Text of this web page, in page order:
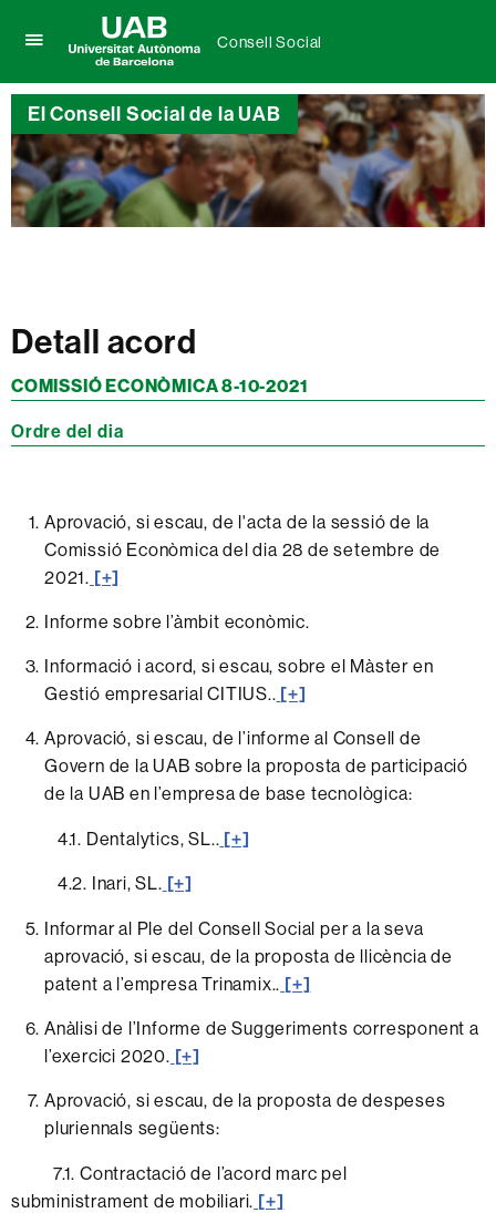
per
desplegar
el
menú
de
Consell
Social
Universitat
Autònoma
de
Barcelona
Consell Social
El Consell Social de la UAB
Detall acord
COMISSIÓ ECONÒMICA 8-10-2021
Ordre del dia
Aprovació, si escau, de l'acta de la sessió de la
Comissió Econòmica del dia 28 de setembre de
2021. [+]
Informe sobre l’àmbit econòmic.
Informació i acord, si escau, sobre el Màster en
Gestió empresarial CITIUS.. [+]
Aprovació, si escau, de l’informe al Consell de
Govern de la UAB sobre la proposta de participació
de la UAB en l’empresa de base tecnològica:
4.1. Dentalytics, SL.. [+]
4.2. Inari, SL. [+]
Informar al Ple del Consell Social per a la seva
aprovació, si escau, de la proposta de llicència de
patent a l’empresa Trinamix.. [+]
Anàlisi de l’Informe de Suggeriments corresponent a
l’exercici 2020. [+]
Aprovació, si escau, de la proposta de despeses
pluriennals següents:
7.1. Contractació de l’acord marc pel
subministrament de mobiliari. [+]